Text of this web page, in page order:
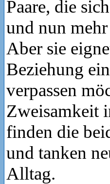
Paare, die
und nun
Aber sie
Beziehung
verpassen
Zweisamkeit
finden die
und tanken
Alltag.